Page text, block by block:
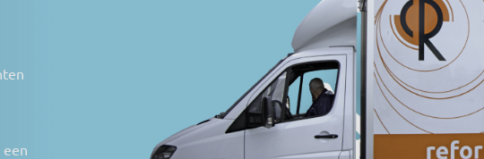
Als abonnee geniet u onbeperkt van
alle uitzendingen en video’s van de
RO. En met uw hulp kunnen wij
doorgaan!
Bekijk de voordelen
een